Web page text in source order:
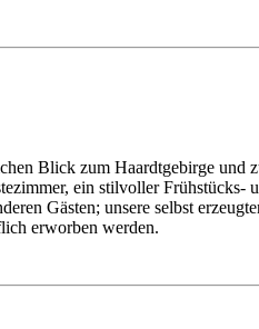
Blick zum Haardtgebirge
ein stilvoller
Gästen; unsere selbst
erworben werden.